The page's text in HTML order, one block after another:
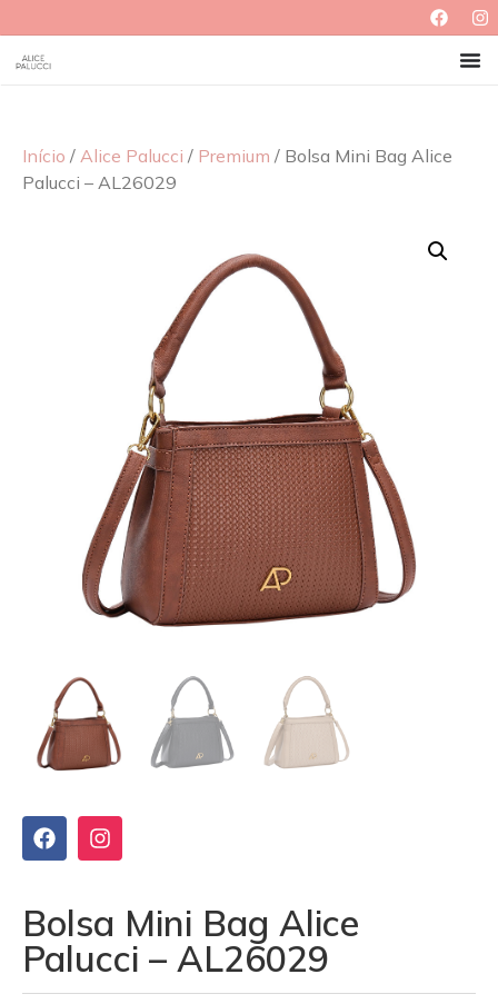
Início / Alice Palucci / Premium / Bolsa Mini Bag Alice
Palucci – AL26029
Bolsa Mini Bag Alice
Palucci – AL26029